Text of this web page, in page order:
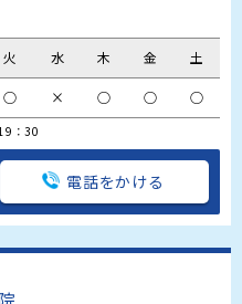
火 水 木 金 土
○ × ○ ○ ○
：30
電話をかける